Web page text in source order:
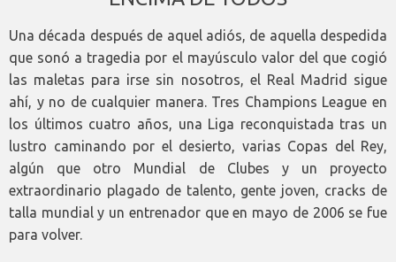
Una década después de aquel adiós, de aquella despedida
que sonó a tragedia por el mayúsculo valor del que cogió
las maletas para irse sin nosotros, el Real Madrid sigue
ahí, y no de cualquier manera. Tres Champions League en
los últimos cuatro años, una Liga reconquistada tras un
lustro caminando por el desierto, varias Copas del Rey,
algún que otro Mundial de Clubes y un proyecto
extraordinario plagado de talento, gente joven, cracks de
talla mundial y un entrenador que en mayo de 2006 se fue
para volver.